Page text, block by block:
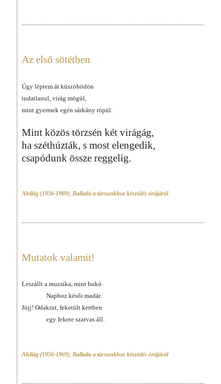
Az első sötétben
Úgy léptem át küszöbödön
tudatlanul, virág mögül,
mint gyermek egén sárkány röpül.
Mint közös törzsén két virágág,
ha széthúzták, s most elengedik,
csapódunk össze reggelig.
Alvilág (1956-1969) Ballada a társunkhoz készülés órájáról
Mutatok valamit!
Leszállt a muzsika, mint bukó
Naphoz késői madár.
Jöjj! Odakint, feketült kertben
egy fekete szarvas áll.
Alvilág (1956-1969), Ballada a társunkhoz készülés órájáról